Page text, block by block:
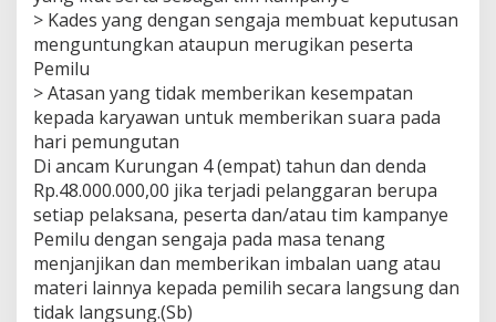
> Kades yang dengan sengaja membuat keputusan
menguntungkan ataupun merugikan peserta
Pemilu
> Atasan yang tidak memberikan kesempatan
kepada karyawan untuk memberikan suara pada
hari pemungutan
Di ancam Kurungan 4 (empat) tahun dan denda
Rp.48.000.000,00 jika terjadi pelanggaran berupa
setiap pelaksana, peserta dan/atau tim kampanye
Pemilu dengan sengaja pada masa tenang
menjanjikan dan memberikan imbalan uang atau
materi lainnya kepada pemilih secara langsung dan
tidak langsung.(Sb)